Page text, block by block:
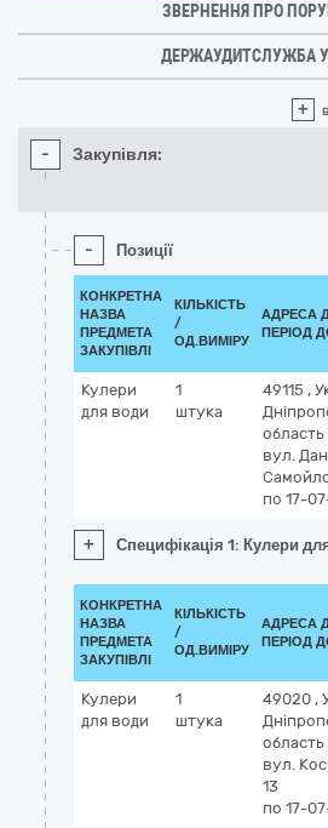
ЗВЕРНЕННЯ ПРО
ДЕРЖАУДИТСЛУЖБА
+
- Закупівля:
- Позиції
КОНКРЕТНА
НАЗВА
ПРЕДМЕТА
ЗАКУПІВЛІ
КІЛЬКІСТЬ
/
ОД.ВИМІРУ
АДРЕСА
ПЕРІОД
Кулери
для води
1
штука
49115 ,
область
вул.
по 17-
+ Специфікація 1: Кулери
КОНКРЕТНА
НАЗВА
ПРЕДМЕТА
ЗАКУПІВЛІ
КІЛЬКІСТЬ
/
ОД.ВИМІРУ
АДРЕСА
ПЕРІОД
Кулери
для води
1
штука
49020 ,
область
вул.
13
по 17-